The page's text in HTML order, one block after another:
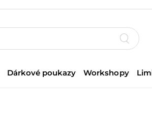
Dárkové poukazy Workshopy